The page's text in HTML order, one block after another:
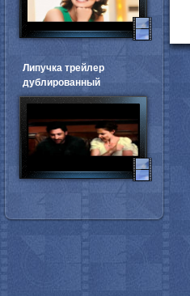
Липучка трейлер
дублированный